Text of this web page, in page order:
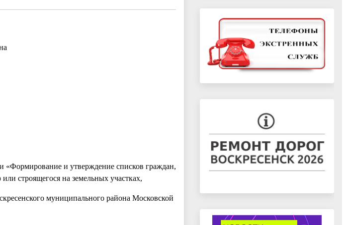
«Формирование и утверждение списков граждан,
строящегося на земельных участках,
муниципального района Московской